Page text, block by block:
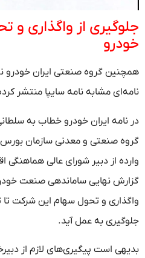
جلوگیری از واگذاری و
خودرو
همچنین گروه صنعتی ایران خودرو
نامه‌ای مشابه نامه سایپا منتشر
در نامه ایران خودرو خطاب به
گروه صنعتی و معدنی سازمان بورس
وارده از دبیر شورای عالی هماهنگی
گزارش نهایی ساماندهی صنعت
واگذاری و تحول سهام این شرکت
جلوگیری به عمل آید.
بدیهی است پیگیری‌های لازم از